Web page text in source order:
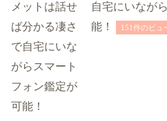
自宅にいなが
能！
151件のビュ